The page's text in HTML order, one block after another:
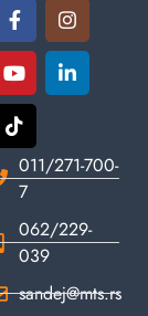
011/271-700-
7
062/229-
039
sandej@mts.rs